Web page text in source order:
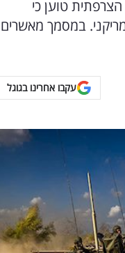
ונבלם על ידי ספינת מלחמה אמריקנית. השקר של חמאס נחשף סופית: דיווח בסוכנות AFP הצרפתית טוען כי
המודיעין האמריקני. במסמך מאשרים
עקבו אחרינו בגוגל